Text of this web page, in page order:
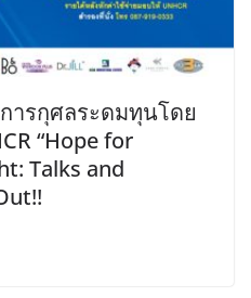
ารกุศลระดมทุนโดย
“Hope for
Talks and